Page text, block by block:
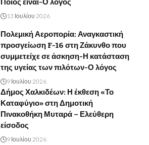
Ποιος είναι-Ο λόγος
13 Ιουλίου 2026
Πολεμική Αεροπορία: Αναγκαστική
προσγείωση F-16 στη Ζάκυνθο που
συμμετείχε σε άσκηση-Η κατάσταση
της υγείας των πιλότων-Ο λόγος
9 Ιουλίου 2026
Δήμος Χαλκιδέων: Η έκθεση «Το
Καταφύγιο» στη Δημοτική
Πινακοθήκη Μυταρά – Ελεύθερη
είσοδος
9 Ιουλίου 2026